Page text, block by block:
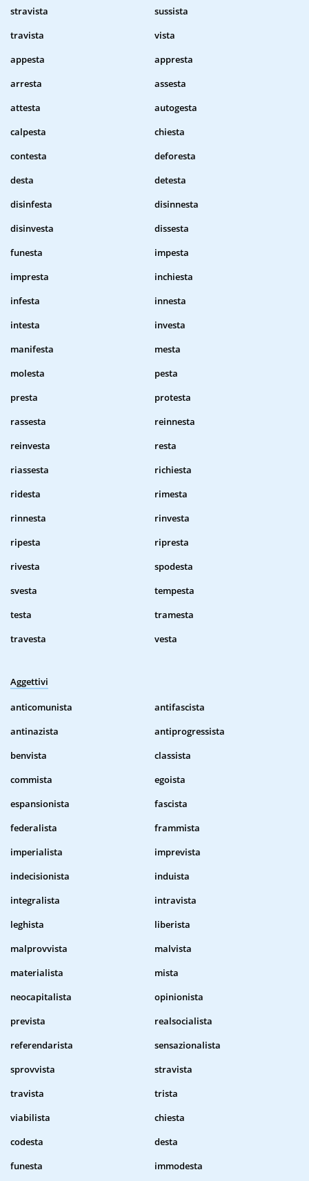
stravista
sussista
travista
vista
appesta
appresta
arresta
assesta
attesta
autogesta
calpesta
chiesta
contesta
deforesta
desta
detesta
disinfesta
disinnesta
disinvesta
dissesta
funesta
impesta
impresta
inchiesta
infesta
innesta
intesta
investa
manifesta
mesta
molesta
pesta
presta
protesta
rassesta
reinnesta
reinvesta
resta
riassesta
richiesta
ridesta
rimesta
rinnesta
rinvesta
ripesta
ripresta
rivesta
spodesta
svesta
tempesta
testa
tramesta
travesta
vesta
Aggettivi
anticomunista
antifascista
antinazista
antiprogressista
benvista
classista
commista
egoista
espansionista
fascista
federalista
frammista
imperialista
imprevista
indecisionista
induista
integralista
intravista
leghista
liberista
malprovvista
malvista
materialista
mista
neocapitalista
opinionista
prevista
realsocialista
referendarista
sensazionalista
sprovvista
stravista
travista
trista
viabilista
chiesta
codesta
desta
funesta
immodesta